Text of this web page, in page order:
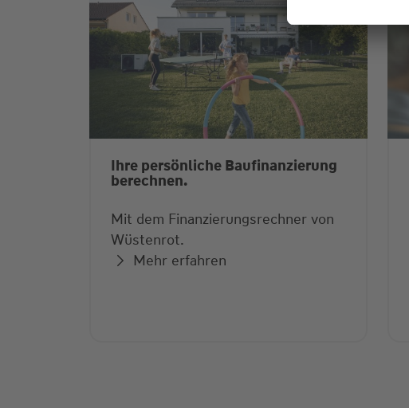
Ihre persönliche Baufinanzierung
berechnen.
Mit dem Finanzierungsrechner von
Wüstenrot.
Mehr erfahren